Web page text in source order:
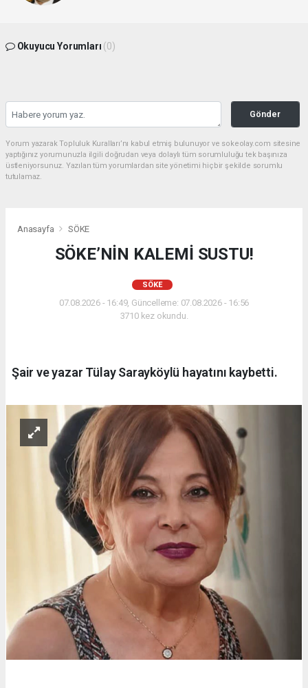
Okuyucu Yorumları (0)
Gönder
Yorum yazarak Topluluk Kuralları’nı kabul etmiş bulunuyor ve sokeolay.com sitesine
yaptığınız yorumunuzla ilgili doğrudan veya dolaylı tüm sorumluluğu tek başınıza
üstleniyorsunuz. Yazılan tüm yorumlardan site yönetimi hiçbir şekilde sorumlu
tutulamaz.
Anasayfa SÖKE
SÖKE’NİN KALEMİ SUSTU!
SÖKE
07.08.2026 - 16:49, Güncelleme: 07.08.2026 - 16:56
3710 kez okundu.
Şair ve yazar Tülay Sarayköylü hayatını kaybetti.